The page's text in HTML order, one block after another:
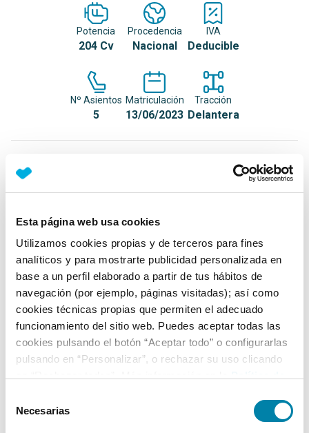
Esta página web usa cookies
Utilizamos cookies propias y de terceros para fines
analíticos y para mostrarte publicidad personalizada en
base a un perfil elaborado a partir de tus hábitos de
navegación (por ejemplo, páginas visitadas); así como
cookies técnicas propias que permiten el adecuado
funcionamiento del sitio web. Puedes aceptar todas las
cookies pulsando el botón “Aceptar todo” o configurarlas
pulsando en “Personalizar”, o rechazar su uso clicando
Necesarias
Potencia
204 Cv
Procedencia
Nacional
IVA
Deducible
Nº Asientos
5
Matriculación
13/06/2023
Tracción
Delantera
Detalles destacados
Android Auto y Apple CarPlay inalámbrico
Faros LED
Luz diurna LED
+ Ver todos
Ficha técnica
Exterior
Interior